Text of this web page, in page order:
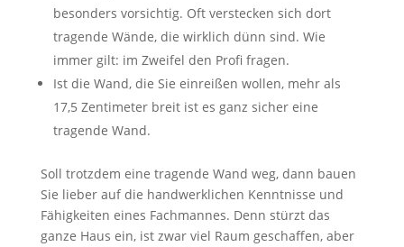
besonders vorsichtig. Oft verstecken sich dort
tragende Wände, die wirklich dünn sind. Wie
immer gilt: im Zweifel den Profi fragen.
Ist die Wand, die Sie einreißen wollen, mehr als
17,5 Zentimeter breit ist es ganz sicher eine
tragende Wand.
Soll trotzdem eine tragende Wand weg, dann bauen
Sie lieber auf die handwerklichen Kenntnisse und
Fähigkeiten eines Fachmannes. Denn stürzt das
ganze Haus ein, ist zwar viel Raum geschaffen, aber